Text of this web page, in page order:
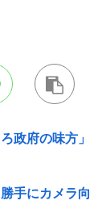
政府の味方」
手にカメラ向